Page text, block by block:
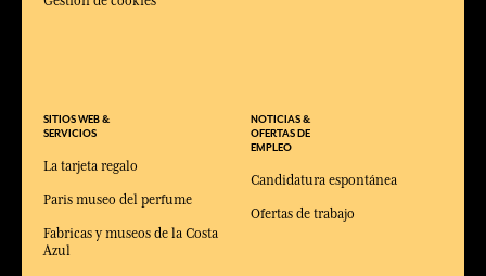
SITIOS WEB &
SERVICIOS
La tarjeta regalo
Paris museo del perfume
Fabricas y museos de la Costa
Azul
NOTICIAS &
OFERTAS DE
EMPLEO
Candidatura espontánea
Ofertas de trabajo